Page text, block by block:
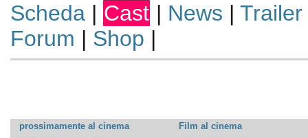
Scheda| Cast | News | Trailer
Forum | Shop |
prossimamente al cinema
Film al cinema